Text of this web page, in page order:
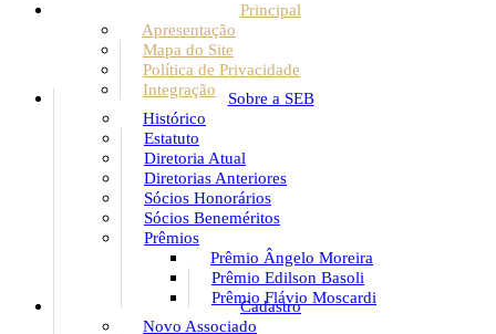
Principal
Apresentação
Mapa do Site
Política de Privacidade
Integração
Sobre a SEB
Histórico
Estatuto
Diretoria Atual
Diretorias Anteriores
Sócios Honorários
Sócios Beneméritos
Prêmios
Prêmio Ângelo Moreira
Prêmio Edilson Basoli
Prêmio Flávio Moscardi
Cadastro
Novo Associado